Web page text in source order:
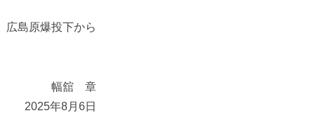
広島原爆投下から
幅舘 章
2025年8月6日